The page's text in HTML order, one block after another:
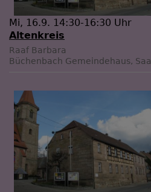
Mi, 16.9. 14:30-16:30 Uhr
Altenkreis
Raaf Barbara
Büchenbach Gemeindehaus, Saal